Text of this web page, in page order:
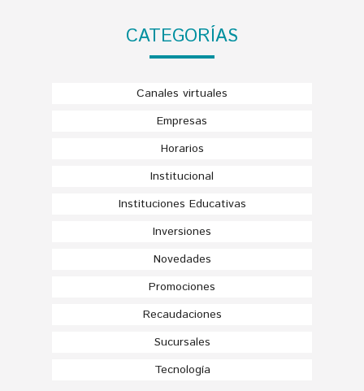
CATEGORÍAS
Canales virtuales
Empresas
Horarios
Institucional
Instituciones Educativas
Inversiones
Novedades
Promociones
Recaudaciones
Sucursales
Tecnología